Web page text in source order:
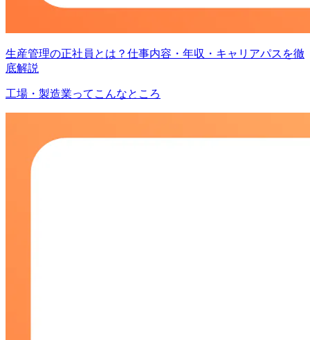
生産管理の正社員とは？仕事内容・年収・キャリアパスを徹
底解説
工場・製造業ってこんなところ